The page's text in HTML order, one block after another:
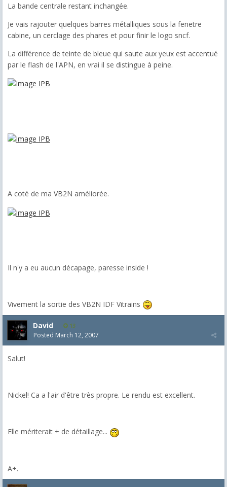
La bande centrale restant inchangée.
Je vais rajouter quelques barres métalliques sous la fenetre
cabine, un cerclage des phares et pour finir le logo sncf.
La différence de teinte de bleue qui saute aux yeux est accentué
par le flash de l'APN, en vrai il se distingue à peine.
A coté de ma VB2N améliorée.
Il n'y a eu aucun décapage, paresse inside !
Vivement la sortie des VB2N IDF Vitrains
David 13
Posted March 12, 2007
Salut!
Nickel! Ca a l'air d'être très propre. Le rendu est excellent.
Elle mériterait + de détaillage...
A+.